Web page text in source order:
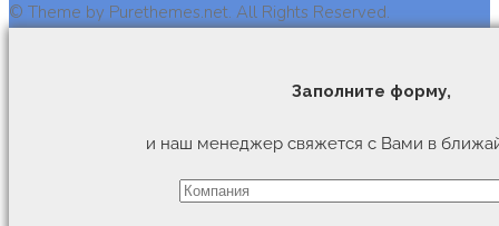
© Theme by Purethemes.net. All Rights Reserved.
Заполните форму,
и наш менеджер свяжется с Вами в